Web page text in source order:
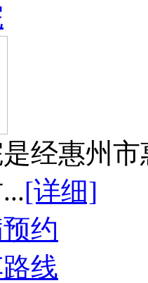
经惠州
[详细]
约
线